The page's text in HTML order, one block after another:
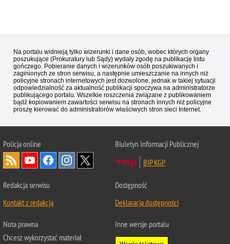
Na portalu widnieją tylko wizerunki i dane osób, wobec których organy
poszukujące (Prokuratury lub Sądy) wydały zgodę na publikację listu
gończego. Pobieranie danych i wizerunków osób poszukiwanych i
zaginionych ze stron serwisu, a następnie umieszczanie na innych niż
policyjne stronach internetowych jest dozwolone, jednak w takiej sytuacji
odpowiedzialność za aktualność publikacji spoczywa na administratorze
publikującego portalu. Wszelkie roszczenia związane z publikowaniem
bądź kopiowaniem zawartości serwisu na stronach innych niż policyjne
proszę kierować do administratorów właściwych stron sieci Internet.
Policjaonline
Biuletyn Informacji Publicznej
BIP KGP
Redakcja serwisu
Kontakt z redakcją
Dostępność
Deklaracja dostępności
Nota prawna
Chcesz wykorzystać materiał
Inne wersje portalu